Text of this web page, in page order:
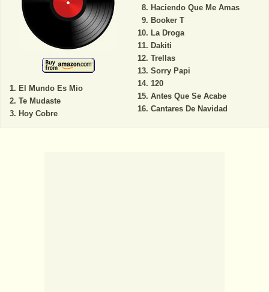
El Mundo Es Mio
Te Mudaste
Hoy Cobre
Haciendo Que Me Amas
Booker T
La Droga
Dakiti
Trellas
Sorry Papi
120
Antes Que Se Acabe
Cantares De Navidad